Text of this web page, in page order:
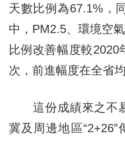
天數比例為67.1%，
中，PM2.5、環境空
比例改善幅度較2020
次，前進幅度在全省
這份成績來之不易
冀及周邊地區